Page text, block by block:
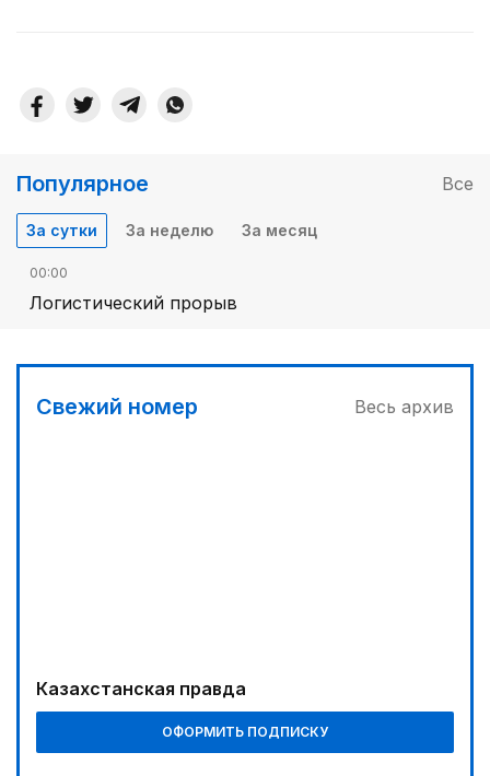
Популярное Все
За сутки За неделю За месяц
00:00
Логистический прорыв
Свежий номер Весь архив
Казахстанская правда
ОФОРМИТЬ ПОДПИСКУ